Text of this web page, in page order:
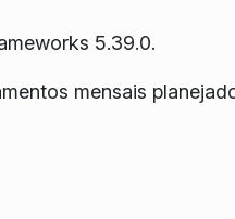
5.39.0.
mensais